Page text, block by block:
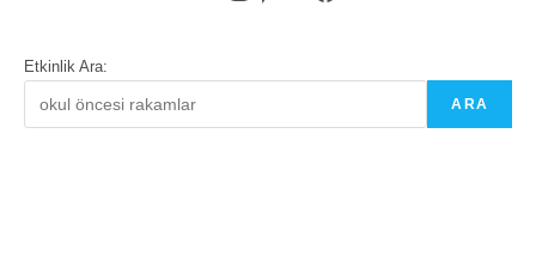
Etkinlik Ara:
ARA